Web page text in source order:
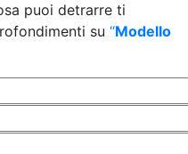
puoi detrarre ti
su “Modello